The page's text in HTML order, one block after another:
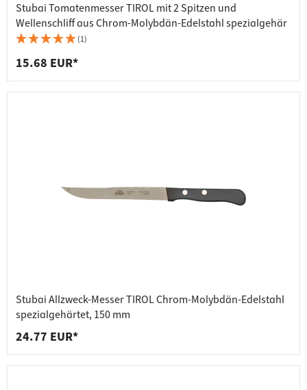
Stubai Tomatenmesser TIROL mit 2 Spitzen und
Wellenschliff aus Chrom-Molybdän-Edelstahl spezialgehär
(1)
15.68 EUR*
Stubai Allzweck-Messer TIROL Chrom-Molybdän-Edelstahl
spezialgehärtet, 150 mm
24.77 EUR*